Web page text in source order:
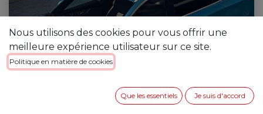
Nous utilisons des cookies pour vous offrir une
meilleure expérience utilisateur sur ce site.
Politique en matière de cookies
Que les essentiels Je suis d'accord